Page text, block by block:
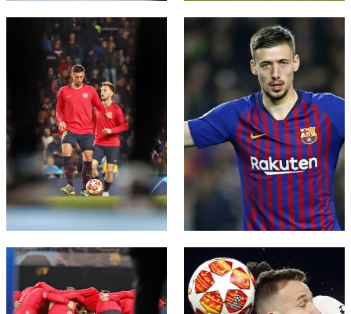
FC Barcelona club badge
FC Barcelona club badge
FC Barcelona club badge
FC Barcelona club badge